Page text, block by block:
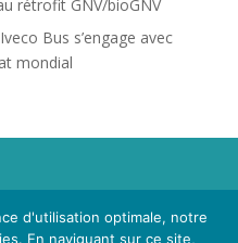
rétrofit GNV/bioGNV
Bus s’engage avec
mondial
Lot-et-Garonne. Voir
de Confidentialité.
d'utilisation optimale, notre
En naviguant sur ce site,